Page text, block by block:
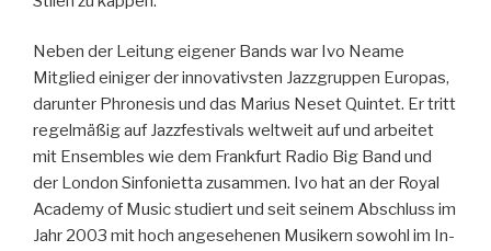
Neben der Leitung eigener Bands war Ivo Neame
Mitglied einiger der innovativsten Jazzgruppen Europas,
darunter Phronesis und das Marius Neset Quintet. Er tritt
regelmäßig auf Jazzfestivals weltweit auf und arbeitet
mit Ensembles wie dem Frankfurt Radio Big Band und
der London Sinfonietta zusammen. Ivo hat an der Royal
Academy of Music studiert und seit seinem Abschluss im
Jahr 2003 mit hoch angesehenen Musikern sowohl im In-